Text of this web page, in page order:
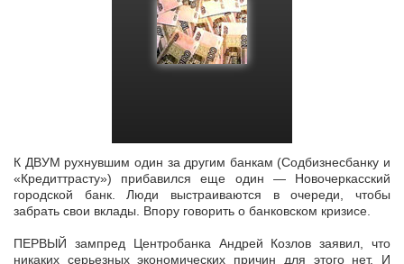
К ДВУМ рухнувшим один за другим банкам (Содбизнесбанку и
«Кредиттрасту») прибавился еще один — Новочеркасский
городской банк. Люди выстраиваются в очереди, чтобы
забрать свои вклады. Впору говорить о банковском кризисе.
ПЕРВЫЙ зампред Центробанка Андрей Козлов заявил, что
никаких серьезных экономических причин для этого нет. И